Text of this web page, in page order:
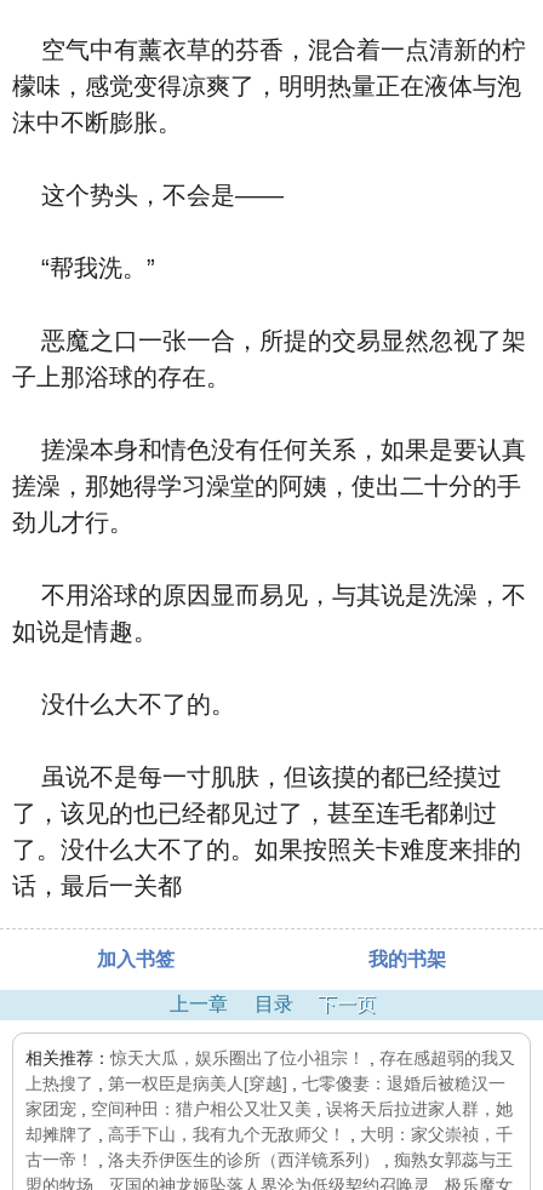
空气中有薰衣草的芬香，混合着一点清新的柠
檬味，感觉变得凉爽了，明明热量正在液体与泡
沫中不断膨胀。
这个势头，不会是——
“帮我洗。”
恶魔之口一张一合，所提的交易显然忽视了架
子上那浴球的存在。
搓澡本身和情色没有任何关系，如果是要认真
搓澡，那她得学习澡堂的阿姨，使出二十分的手
劲儿才行。
不用浴球的原因显而易见，与其说是洗澡，不
如说是情趣。
没什么大不了的。
虽说不是每一寸肌肤，但该摸的都已经摸过
了，该见的也已经都见过了，甚至连毛都剃过
了。没什么大不了的。如果按照关卡难度来排的
话，最后一关都
加入书签 我的书架
上一章 目录 下一页
相关推荐：惊天大瓜，娱乐圈出了位小祖宗！
存在感超弱的我又
上热搜了
第一权臣是病美人[穿越]
七零傻妻：退婚后被糙汉一
家团宠
空间种田：猎户相公又壮又美
误将天后拉进家人群，她
却摊牌了
高手下山，我有九个无敌师父！
大明：家父崇祯，千
古一帝！
洛夫乔伊医生的诊所（西洋镜系列）
痴熟女郭蕊与王
盟的牧场
灭国的神龙姬坠落人界沦为低级契约召唤灵 极乐魔女